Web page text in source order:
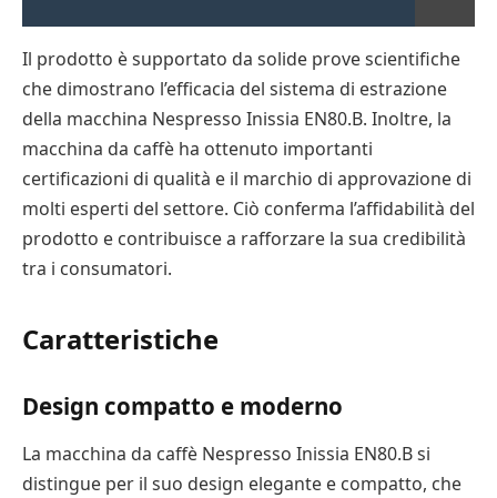
Il prodotto è supportato da solide prove scientifiche
che dimostrano l’efficacia del sistema di estrazione
della macchina Nespresso Inissia EN80.B. Inoltre, la
macchina da caffè ha ottenuto importanti
certificazioni di qualità e il marchio di approvazione di
molti esperti del settore. Ciò conferma l’affidabilità del
prodotto e contribuisce a rafforzare la sua credibilità
tra i consumatori.
Caratteristiche
Design compatto e moderno
La macchina da caffè Nespresso Inissia EN80.B si
distingue per il suo design elegante e compatto, che